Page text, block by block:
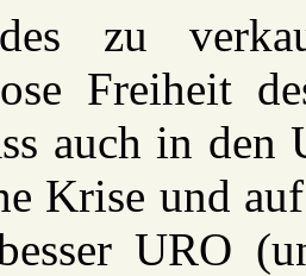
zu
Freiheit
auch in
Krise und
URO